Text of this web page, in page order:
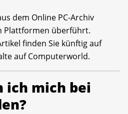
dem Online PC-Archiv
Plattformen überführt.
finden Sie künftig auf
auf Computerworld.
ich mich bei